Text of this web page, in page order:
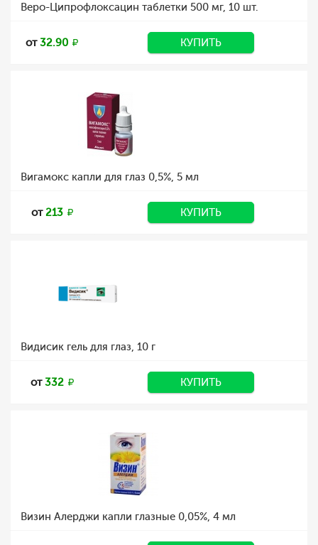
Веро-Ципрофлоксацин таблетки 500 мг, 10 шт.
от32.90 КУПИТЬ
Вигамокс капли для глаз 0,5%, 5 мл
от213 КУПИТЬ
Видисик гель для глаз, 10 г
от332 КУПИТЬ
Визин Алерджи капли глазные 0,05%, 4 мл